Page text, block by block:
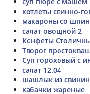
котлеты свинно-
макароны со
салат овощной 2
Конфеты
Творог
Суп гороховый с
салат 12.04
шашлык из
кабачки жареные